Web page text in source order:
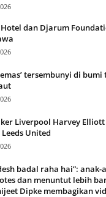
dan Djarum
tersembunyi di
Liverpool Harvey
United
badal raha hai”: anak-
dan menuntut lebih
Dipke membagikan